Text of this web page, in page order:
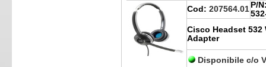
Cod: 207564.01 P/
Cisco Headset 532
Adapter
Disponibile c/o